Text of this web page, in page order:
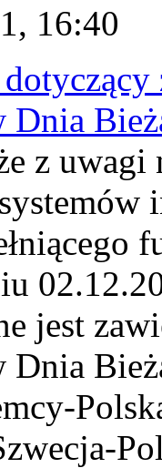
16:40
Dnia
z uwagi
jest
Dnia